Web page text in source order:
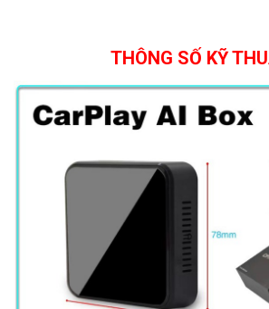
THÔNG SỐ KỸ